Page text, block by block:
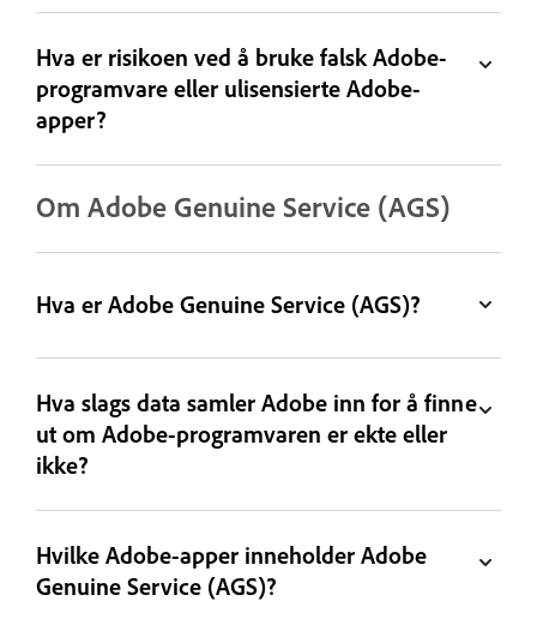
Hva er risikoen ved å bruke falsk Adobe-
programvare eller ulisensierte Adobe-
apper?
Om Adobe Genuine Service (AGS)
Hva er Adobe Genuine Service (AGS)?
Hva slags data samler Adobe inn for å finne
ut om Adobe-programvaren er ekte eller
ikke?
Hvilke Adobe-apper inneholder Adobe
Genuine Service (AGS)?